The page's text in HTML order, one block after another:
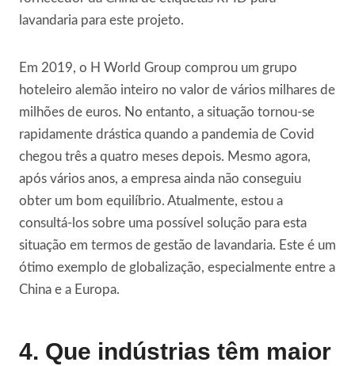
lavandaria para este projeto.
Em 2019, o H World Group comprou um grupo
hoteleiro alemão inteiro no valor de vários milhares de
milhões de euros. No entanto, a situação tornou-se
rapidamente drástica quando a pandemia de Covid
chegou três a quatro meses depois. Mesmo agora,
após vários anos, a empresa ainda não conseguiu
obter um bom equilíbrio. Atualmente, estou a
consultá-los sobre uma possível solução para esta
situação em termos de gestão de lavandaria. Este é um
ótimo exemplo de globalização, especialmente entre a
China e a Europa.
4. Que indústrias têm maior